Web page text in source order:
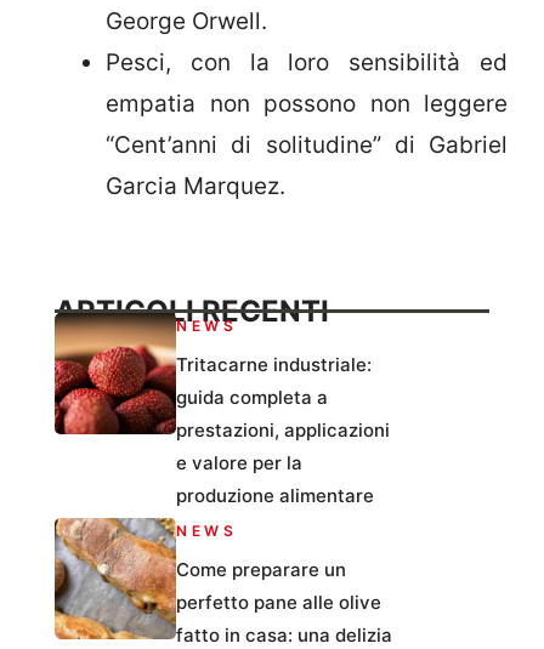
George Orwell.
Pesci, con la loro sensibilità ed
empatia non possono non leggere
“Cent’anni di solitudine” di Gabriel
Garcia Marquez.
ARTICOLI RECENTI
NEWS
Tritacarne industriale:
guida completa a
prestazioni, applicazioni
e valore per la
produzione alimentare
NEWS
Come preparare un
perfetto pane alle olive
fatto in casa: una delizia